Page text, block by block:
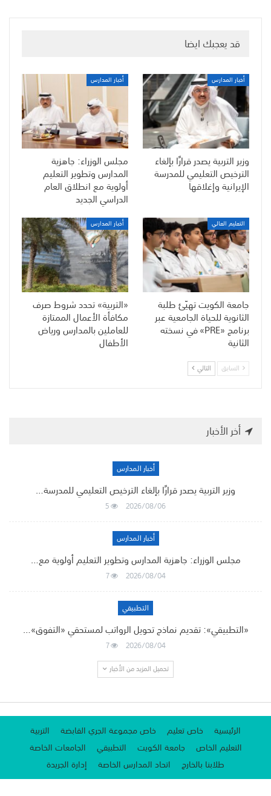
قد يعجبك ايضا
أخبار المدارس
وزير التربية يصدر قرارًا بإلغاء
الترخيص التعليمي للمدرسة
الإيرانية وإغلاقها
أخبار المدارس
مجلس الوزراء: جاهزية
المدارس وتطوير التعليم
أولوية مع انطلاق العام
الدراسي الجديد
التعليم العالي
جامعة الكويت تهيّئ طلبة
الثانوية للحياة الجامعية عبر
برنامج «PRE» في نسخته
الثانية
أخبار المدارس
«التربية» تحدد شروط صرف
مكافأة الأعمال الممتازة
للعاملين بالمدارس ورياض
الأطفال
السابق التالي
أخر الأخبار
أخبار المدارس
وزير التربية يصدر قرارًا بإلغاء الترخيص التعليمي للمدرسة…
2026/08/06
5
أخبار المدارس
مجلس الوزراء: جاهزية المدارس وتطوير التعليم أولوية مع…
2026/08/04
7
التطبيقي
«التطبيقي»: تقديم نماذج تحويل الرواتب لمستحقي «التفوق»…
2026/08/04
7
تحميل المزيد من الأخبار
الرئيسية خاص تعليم خاص مجموعة الجري القابضة
التربية
التعليم الخاص
جامعة الكويت التطبيقي
الجامعات الخاصة
طلابنا بالخارج
اتحاد المدارس الخاصة إدارة الجريدة